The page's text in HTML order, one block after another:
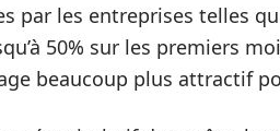
par les entreprises telles
50% sur les premiers
beaucoup plus attractif